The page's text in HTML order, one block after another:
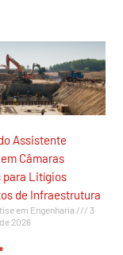
Assistente
Câmaras
para Litígios
de Infraestrutura
em Engenharia
3
2026